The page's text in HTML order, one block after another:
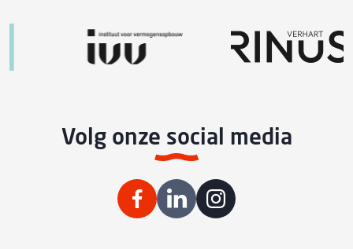
Volg onze social media